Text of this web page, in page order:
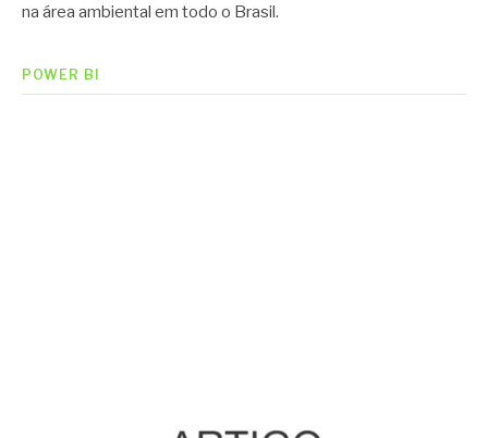
na área ambiental em todo o Brasil.
POWER BI